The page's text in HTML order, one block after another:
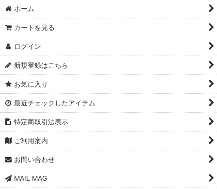
ホーム
カートを見る
ログイン
新規登録はこちら
お気に入り
最近チェックしたアイテム
特定商取引法表示
ご利用案内
お問い合わせ
MAIL MAG